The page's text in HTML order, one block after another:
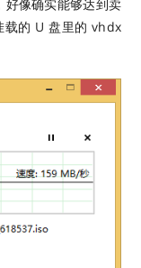
好像确实能够达到卖
载的 U 盘里的 vhdx